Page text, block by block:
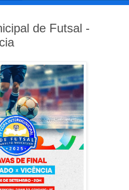
de Futsal -